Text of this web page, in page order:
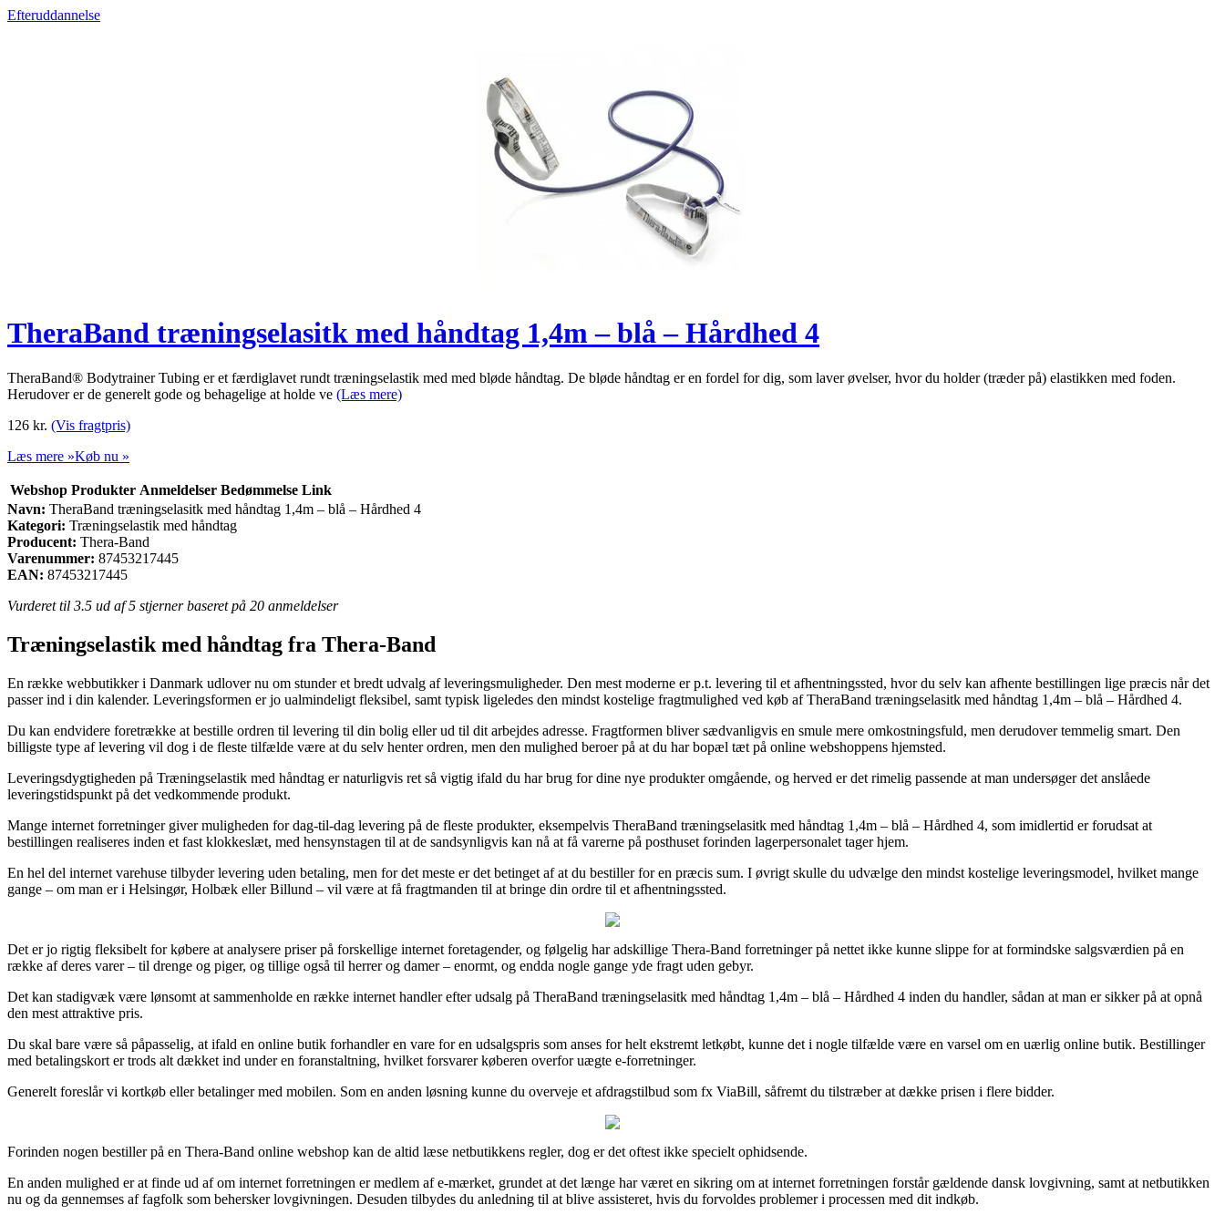
Efteruddannelse
TheraBand træningselasitk med håndtag 1,4m – blå – Hårdhed 4
TheraBand® Bodytrainer Tubing er et færdiglavet rundt træningselastik med med bløde håndtag. De bløde håndtag er en fordel for dig, som laver øvelser, hvor du holder (træder på) elastikken med foden.
Herudover er de generelt gode og behagelige at holde ve (Læs mere)
126 kr. (Vis fragtpris)
Læs mere »Køb nu »
Webshop Produkter Anmeldelser Bedømmelse Link
Navn: TheraBand træningselasitk med håndtag 1,4m – blå – Hårdhed 4
Kategori: Træningselastik med håndtag
Producent: Thera-Band
Varenummer: 87453217445
EAN: 87453217445
Vurderet til 3.5 ud af 5 stjerner baseret på 20 anmeldelser
Træningselastik med håndtag fra Thera-Band
En række webbutikker i Danmark udlover nu om stunder et bredt udvalg af leveringsmuligheder. Den mest moderne er p.t. levering til et afhentningssted, hvor du selv kan afhente bestillingen lige præcis når det
passer ind i din kalender. Leveringsformen er jo ualmindeligt fleksibel, samt typisk ligeledes den mindst kostelige fragtmulighed ved køb af TheraBand træningselasitk med håndtag 1,4m – blå – Hårdhed 4.
Du kan endvidere foretrække at bestille ordren til levering til din bolig eller ud til dit arbejdes adresse. Fragtformen bliver sædvanligvis en smule mere omkostningsfuld, men derudover temmelig smart. Den
billigste type af levering vil dog i de fleste tilfælde være at du selv henter ordren, men den mulighed beroer på at du har bopæl tæt på online webshoppens hjemsted.
Leveringsdygtigheden på Træningselastik med håndtag er naturligvis ret så vigtig ifald du har brug for dine nye produkter omgående, og herved er det rimelig passende at man undersøger det anslåede
leveringstidspunkt på det vedkommende produkt.
Mange internet forretninger giver muligheden for dag-til-dag levering på de fleste produkter, eksempelvis TheraBand træningselasitk med håndtag 1,4m – blå – Hårdhed 4, som imidlertid er forudsat at
bestillingen realiseres inden et fast klokkeslæt, med hensynstagen til at de sandsynligvis kan nå at få varerne på posthuset forinden lagerpersonalet tager hjem.
En hel del internet varehuse tilbyder levering uden betaling, men for det meste er det betinget af at du bestiller for en præcis sum. I øvrigt skulle du udvælge den mindst kostelige leveringsmodel, hvilket mange
gange – om man er i Helsingør, Holbæk eller Billund – vil være at få fragtmanden til at bringe din ordre til et afhentningssted.
Det er jo rigtig fleksibelt for købere at analysere priser på forskellige internet foretagender, og følgelig har adskillige Thera-Band forretninger på nettet ikke kunne slippe for at formindske salgsværdien på en
række af deres varer – til drenge og piger, og tillige også til herrer og damer – enormt, og endda nogle gange yde fragt uden gebyr.
Det kan stadigvæk være lønsomt at sammenholde en række internet handler efter udsalg på TheraBand træningselasitk med håndtag 1,4m – blå – Hårdhed 4 inden du handler, sådan at man er sikker på at opnå
den mest attraktive pris.
Du skal bare være så påpasselig, at ifald en online butik forhandler en vare for en udsalgspris som anses for helt ekstremt letkøbt, kunne det i nogle tilfælde være en varsel om en uærlig online butik. Bestillinger
med betalingskort er trods alt dækket ind under en foranstaltning, hvilket forsvarer køberen overfor uægte e-forretninger.
Generelt foreslår vi kortkøb eller betalinger med mobilen. Som en anden løsning kunne du overveje et afdragstilbud som fx ViaBill, såfremt du tilstræber at dække prisen i flere bidder.
Forinden nogen bestiller på en Thera-Band online webshop kan de altid læse netbutikkens regler, dog er det oftest ikke specielt ophidsende.
En anden mulighed er at finde ud af om internet forretningen er medlem af e-mærket, grundet at det længe har været en sikring om at internet forretningen forstår gældende dansk lovgivning, samt at netbutikken
nu og da gennemses af fagfolk som behersker lovgivningen. Desuden tilbydes du anledning til at blive assisteret, hvis du forvoldes problemer i processen med dit indkøb.